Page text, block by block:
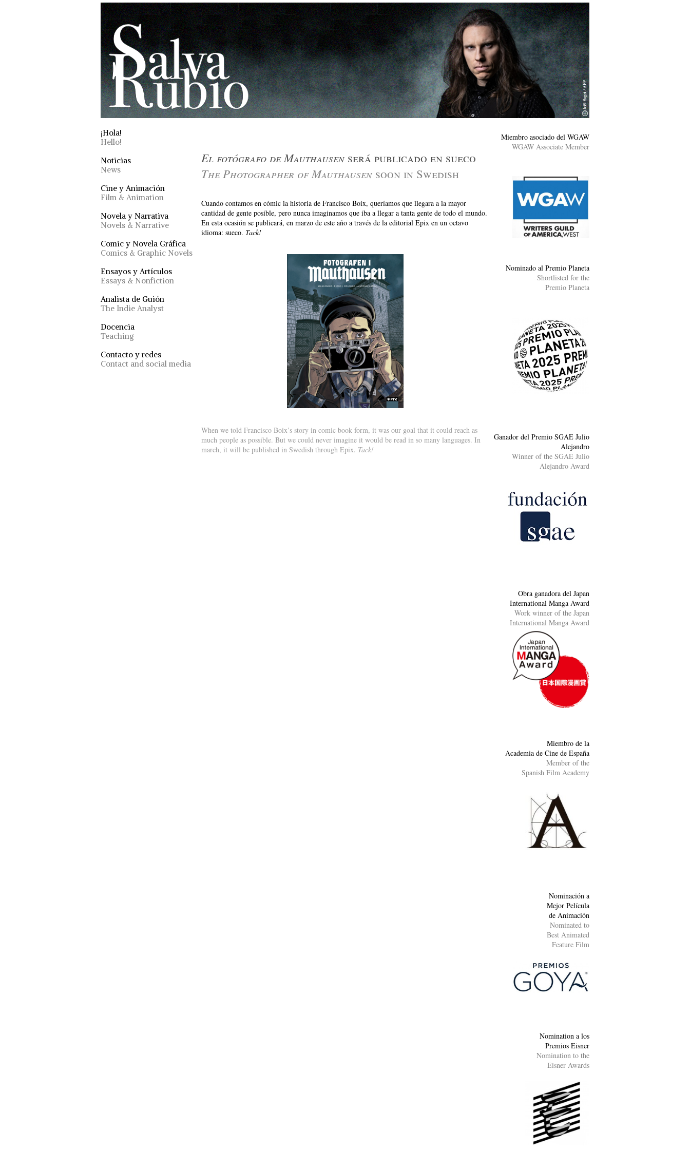
¡Hola!
Hello!
Noticias
News
Cine y Animación
Film & Animation
Novela y Narrativa
Novels & Narrative
Comic y Novela Gráfica
Comics & Graphic Novels
Ensayos y Artículos
Essays & Nonfiction
Analista de Guión
The Indie Analyst
Docencia
Teaching
Contacto y redes
Contact and social media
El fotógrafo de Mauthausen será publicado en sueco
The Photographer of Mauthausen soon in Swedish
Cuando contamos en cómic la historia de Francisco Boix, queríamos que llegara a la mayor
cantidad de gente posible, pero nunca imaginamos que iba a llegar a tanta gente de todo el mundo.
En esta ocasión se publicará, en marzo de este año a través de la editorial Epix en un octavo
idioma: sueco. Tack!
When we told Francisco Boix’s story in comic book form, it was our goal that it could reach as
much people as possible. But we could never imagine it would be read in so many languages. In
march, it will be published in Swedish through Epix. Tack!
Miembro asociado del WGAW
WGAW Associate Member
Nominado al Premio Planeta
Shortlisted for the
Premio Planeta
Ganador del Premio SGAE Julio
Alejandro
Winner of the SGAE Julio
Alejandro Award
Obra ganadora del Japan
International Manga Award
Work winner of the Japan
International Manga Award
Miembro de la
Academia de Cine de España
Member of the
Spanish Film Academy
Nominación a
Mejor Película
de Animación
Nominated to
Best Animated
Feature Film
Nomination a los
Premios Eisner
Nomination to the
Eisner Awards